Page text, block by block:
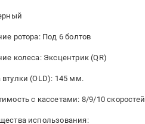
ротора: Под 6 болтов
колеса: Эксцентрик (QR)
(OLD): 145 мм.
с кассетами: 8/9/10 скоростей
использования: